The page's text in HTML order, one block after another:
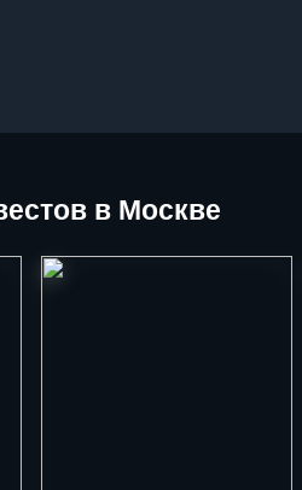
в Москве